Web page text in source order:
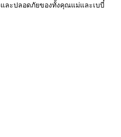
ละปลอดภัยของทั้งคุณแม่และเบบี๋